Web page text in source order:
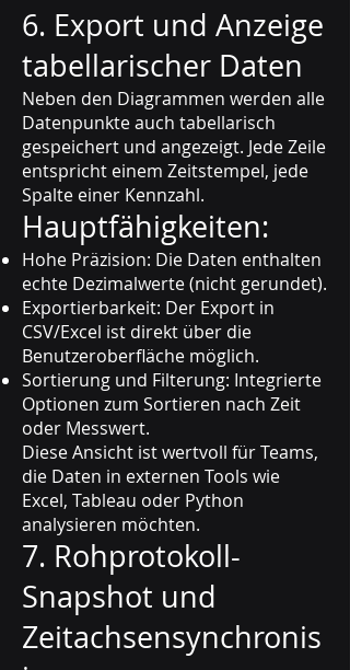
6. Export und Anzeige
tabellarischer Daten
Neben den Diagrammen werden alle
Datenpunkte auch tabellarisch
gespeichert und angezeigt. Jede Zeile
entspricht einem Zeitstempel, jede
Spalte einer Kennzahl.
Hauptfähigkeiten:
Hohe Präzision: Die Daten enthalten
echte Dezimalwerte (nicht gerundet).
Exportierbarkeit: Der Export in
CSV/Excel ist direkt über die
Benutzeroberfläche möglich.
Sortierung und Filterung: Integrierte
Optionen zum Sortieren nach Zeit
oder Messwert.
Diese Ansicht ist wertvoll für Teams,
die Daten in externen Tools wie
Excel, Tableau oder Python
analysieren möchten.
7. Rohprotokoll-
Snapshot und
Zeitachsensynchronis